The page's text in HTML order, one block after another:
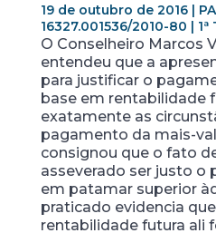
19 de outubro de 2016 |
16327.001536/2010-80 | 1ª
O Conselheiro Marcos
entendeu que a
para justificar o
base em rentabilidade
exatamente as
pagamento da mais-
consignou que o fato
asseverado ser justo o
em patamar superior
praticado evidencia
rentabilidade futura ali